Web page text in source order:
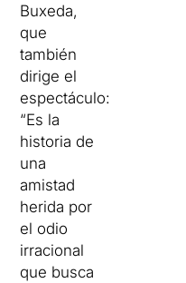
Buxeda,
que
también
dirige el
espectáculo:
“Es la
historia de
una
amistad
herida por
el odio
irracional
que busca